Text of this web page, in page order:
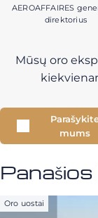
AEROAFFAIRES
direktorius
Mūsų oro
mums
Oro uostai